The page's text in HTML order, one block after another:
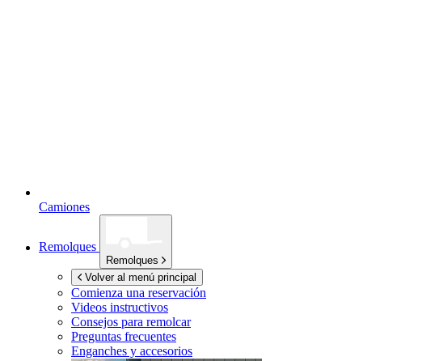
Camiones
Remolques
Remolques
Volver al menú principal
Comienza una reservación
Videos instructivos
Consejos para remolcar
Preguntas frecuentes
Enganches y accesorios